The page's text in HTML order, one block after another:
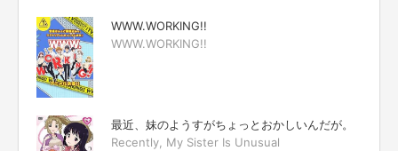
WWW.WORKING!!
WWW.WORKING!!
最近、妹のようすがちょっとおかしいんだが。
Recently, My Sister Is Unusual